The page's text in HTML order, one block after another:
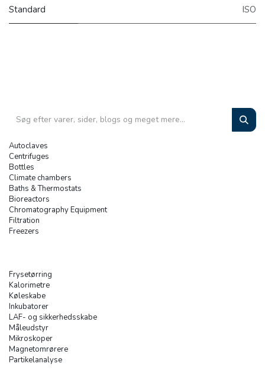
Standard ISO
Autoclaves
Centrifuges
Bottles
Climate chambers
Baths & Thermostats
Bioreactors
Chromatography Equipment
Filtration
Freezers
Frysetørring
Kalorimetre
Køleskabe
Inkubatorer
LAF- og sikkerhedsskabe
Måleudstyr
Mikroskoper
Magnetomrørere
Partikelanalyse